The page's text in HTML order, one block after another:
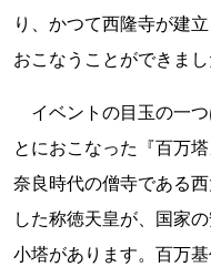
り、かつて西隆寺が建
おこなうことができまし
イベントの目玉の一
とにおこなった『百万
奈良時代の僧寺である
した称徳天皇が、国家
小塔があります。百万